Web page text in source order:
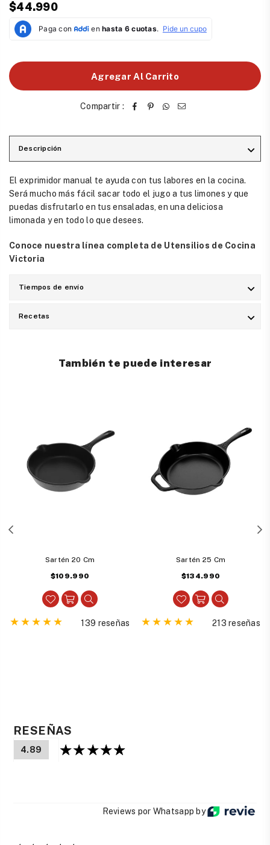
Precio
habitual
$44.990
Agregar Al Carrito
Compartir :
Descripción
El exprimidor manual te ayuda con tus labores en la cocina.
Será mucho más fácil sacar todo el jugo a tus limones y que
puedas disfrutarlo en tus ensaladas, en una deliciosa
limonada y en todo lo que desees.
Conoce nuestra línea completa de Utensilios de Cocina
Victoria
Tiempos de envío
Recetas
También te puede interesar
Sartén 20 Cm
Precio
habitual
$109.990
139 reseñas
Sartén 25 Cm
Precio
habitual
$134.990
213 reseñas
RESEÑAS
4.89
Reviews por Whatsapp by